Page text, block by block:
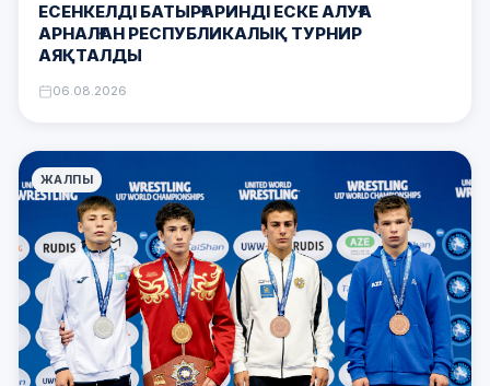
ЕСЕНКЕЛДІ БАТЫРҒАРИНДІ ЕСКЕ АЛУҒА
АРНАЛҒАН РЕСПУБЛИКАЛЫҚ ТУРНИР
АЯҚТАЛДЫ
06.08.2026
ЖАЛПЫ